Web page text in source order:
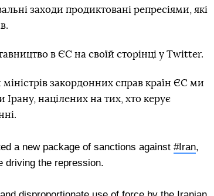
заходи продиктовані репресіями, які
в ЄС на своїй сторінці у Twitter.
закордонних справ країн ЄС ми
націлених на тих, хто керує
a new package of sanctions against #Iran,
driving the repression.